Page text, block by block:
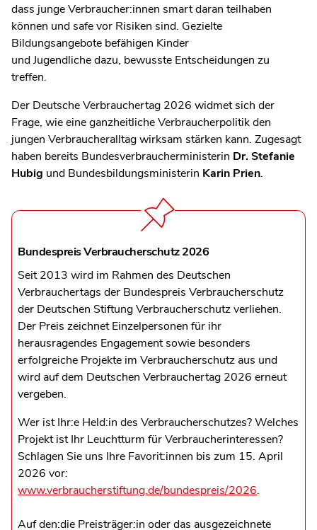
dass junge Verbraucher:innen smart daran teilhaben
können und safe vor Risiken sind. Gezielte
Bildungsangebote befähigen Kinder
und Jugendliche dazu, bewusste Entscheidungen zu
treffen.
Der Deutsche Verbrauchertag 2026 widmet sich der
Frage, wie eine ganzheitliche Verbraucherpolitik den
jungen Verbraucheralltag wirksam stärken kann. Zugesagt
haben bereits Bundesverbraucherministerin Dr. Stefanie
Hubig und Bundesbildungsministerin Karin Prien.
Bundespreis Verbraucherschutz 2026
Seit 2013 wird im Rahmen des Deutschen
Verbrauchertags der Bundespreis Verbraucherschutz
der Deutschen Stiftung Verbraucherschutz verliehen.
Der Preis zeichnet Einzelpersonen für ihr
herausragendes Engagement sowie besonders
erfolgreiche Projekte im Verbraucherschutz aus und
wird auf dem Deutschen Verbrauchertag 2026 erneut
vergeben.
Wer ist Ihr:e Held:in des Verbraucherschutzes? Welches
Projekt ist Ihr Leuchtturm für Verbraucherinteressen?
Schlagen Sie uns Ihre Favorit:innen bis zum 15. April
2026 vor:
www.verbraucherstiftung.de/bundespreis/2026.
Auf den:die Preisträger:in oder das ausgezeichnete